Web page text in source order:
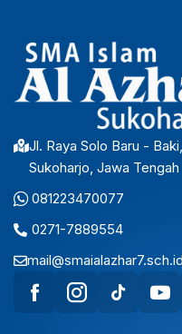
Jl. Raya Solo Baru -
Sukoharjo, Jawa Tengah
081223470077
0271-7889554
mail@smaialazhar7.sch.id